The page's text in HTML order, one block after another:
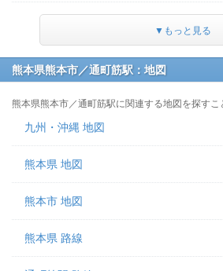
▼もっと見る
熊本県熊本市／通町筋駅：地図
熊本県熊本市／通町筋駅に関連する地図を探すこ
九州・沖縄 地図
熊本県 地図
熊本市 地図
熊本県 路線